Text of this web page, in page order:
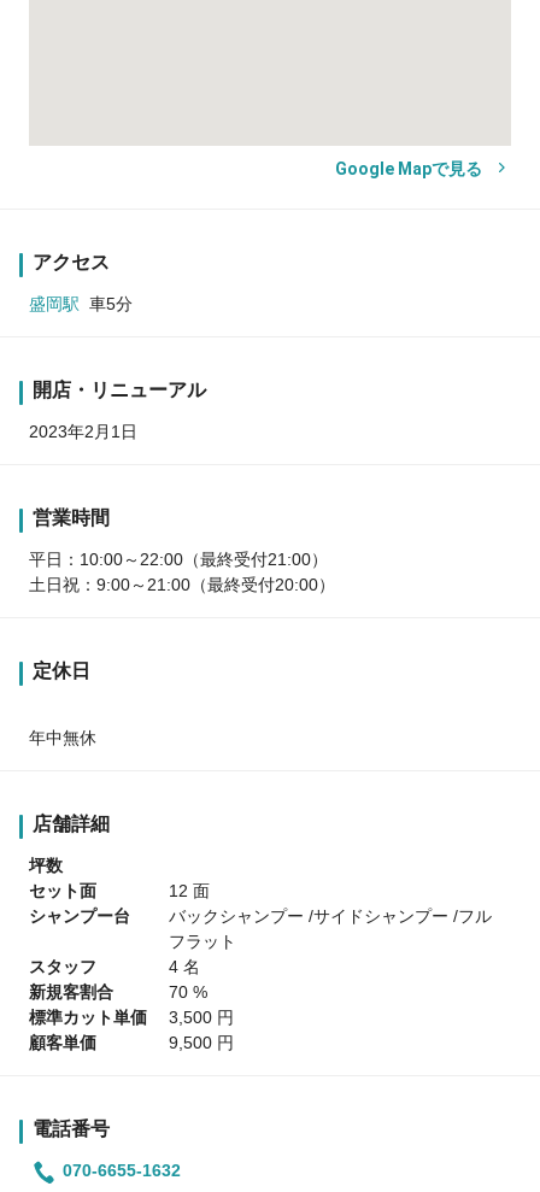
Google Mapで見る
アクセス
盛岡駅 車5分
開店・リニューアル
2023年2月1日
営業時間
平日：10:00～22:00（最終受付21:00）
土日祝：9:00～21:00（最終受付20:00）
定休日
年中無休
店舗詳細
坪数
セット面
12 面
シャンプー台
バックシャンプー /サイドシャンプー /フル
フラット
スタッフ
4 名
新規客割合
70 %
標準カット単価
3,500 円
顧客単価
9,500 円
電話番号
070-6655-1632